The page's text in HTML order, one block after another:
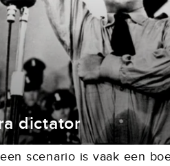
dictator
scenario is vaak een